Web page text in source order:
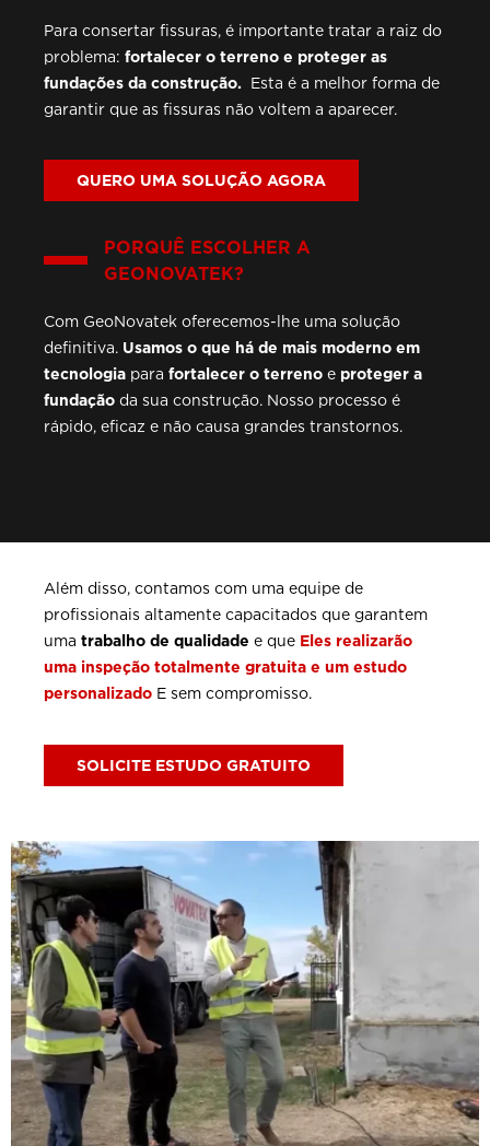
Para consertar fissuras, é importante tratar a raiz do
problema: fortalecer o terreno e proteger as
fundações da construção. Esta é a melhor forma de
garantir que as fissuras não voltem a aparecer.
QUERO UMA SOLUÇÃO AGORA
PORQUÊ ESCOLHER A
GEONOVATEK?
Com GeoNovatek oferecemos-lhe uma solução
definitiva. Usamos o que há de mais moderno em
tecnologia para fortalecer o terreno e proteger a
fundação da sua construção. Nosso processo é
rápido, eficaz e não causa grandes transtornos.
Além disso, contamos com uma equipe de
profissionais altamente capacitados que garantem
uma trabalho de qualidade e que Eles realizarão
uma inspeção totalmente gratuita e um estudo
personalizado E sem compromisso.
SOLICITE ESTUDO GRATUITO